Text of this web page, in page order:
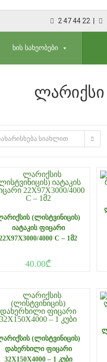
2 47 44 22 |
ᲮᲘᲡ ᲡᲐᲮᲔᲝᲑᲔᲑᲘ
ᲚᲐᲠᲘᲥᲡᲘ
სიახლით
(ᲚᲘᲡᲢᲕᲘᲜᲘᲪᲘᲡ)
ᲘᲐᲢᲐᲙᲘᲡ ᲤᲘᲪᲐᲠᲘ
4000 C – 1Მ2
40.00₾
(ᲚᲘᲡᲢᲕᲘᲜᲘᲪᲘᲡ)
ᲓᲐᲮᲔᲠᲮᲘᲚᲘ ᲤᲘᲪᲐᲠᲘ
32X150X4000 – 1 ᲙᲣᲑᲘ